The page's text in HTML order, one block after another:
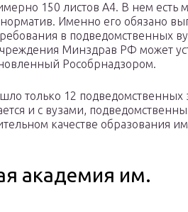
150 листов A4. В нем есть
Именно его обязано
в подведомственных
Минздрав РФ может
Рособрнадзором.
только 12 подведомственных
и с вузами,
качестве образования
академия им.